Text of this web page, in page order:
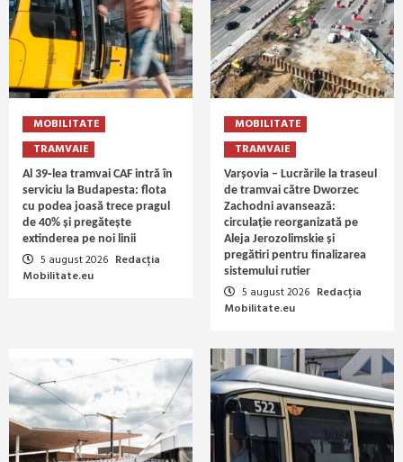
MOBILITATE
TRAMVAIE
Al 39‑lea tramvai CAF intră în
serviciu la Budapesta: flota
cu podea joasă trece pragul
de 40% și pregătește
extinderea pe noi linii
5 august 2026 Redacția
Mobilitate.eu
MOBILITATE
TRAMVAIE
Varșovia – Lucrările la traseul
de tramvai către Dworzec
Zachodni avansează:
circulație reorganizată pe
Aleja Jerozolimskie și
pregătiri pentru finalizarea
sistemului rutier
5 august 2026 Redacția
Mobilitate.eu